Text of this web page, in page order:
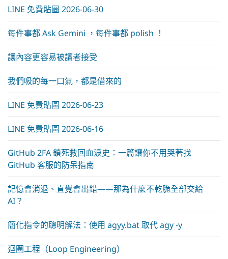
LINE 免費貼圖 2026-06-30
每件事都 Ask Gemini ，每件事都 polish ！
讓內容更容易被讀者接受
我們吸的每一口氣，都是借來的
LINE 免費貼圖 2026-06-23
LINE 免費貼圖 2026-06-16
GitHub 2FA 鎖死救回血淚史：一篇讓你不用哭著找
GitHub 客服的防呆指南
記憶會消退、直覺會出錯——那為什麼不乾脆全部交給
AI？
簡化指令的聰明解法：使用 agyy.bat 取代 agy -y
迴圈工程（Loop Engineering）